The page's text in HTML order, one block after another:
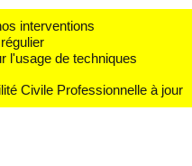
interventions
l'usage de techniques
Civile Professionnelle à jour